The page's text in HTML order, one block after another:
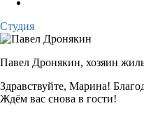
Студия
Павел Дронякин, хозяин
Здравствуйте, Марина!
Ждём вас снова в гости!